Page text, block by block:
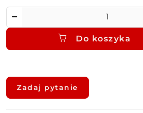
Do koszyka
Dostępność
dostawa
Zadaj pytanie